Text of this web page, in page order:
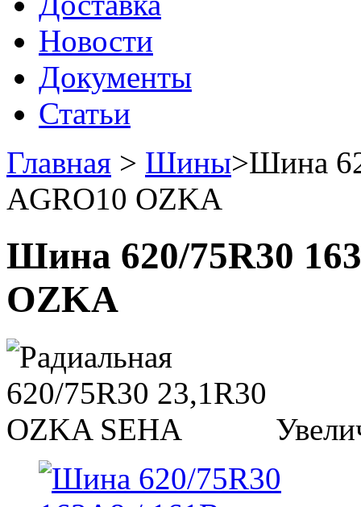
Новости
Документы
Статьи
Главная > Шины>Шина
AGRO10 OZKA
Шина 620/75R30
OZKA